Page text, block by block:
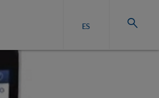
ES